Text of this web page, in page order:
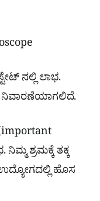
ನಲ್ಲಿ ಲಾಭ.
ನಿವಾರಣೆಯಾಗಲಿದೆ.
ಶ್ರಮಕ್ಕೆ ತಕ್ಕ
ಹೊಸ